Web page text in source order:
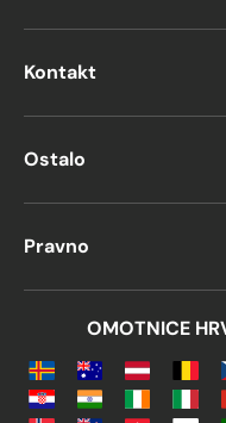
Kontakt
Ostalo
Pravno
OMOTNICE